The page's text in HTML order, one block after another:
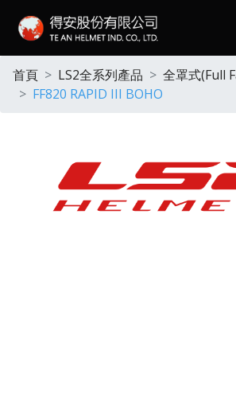
首頁 LS2全系列產品
全罩式(Full
FF820 RAPID III BOHO